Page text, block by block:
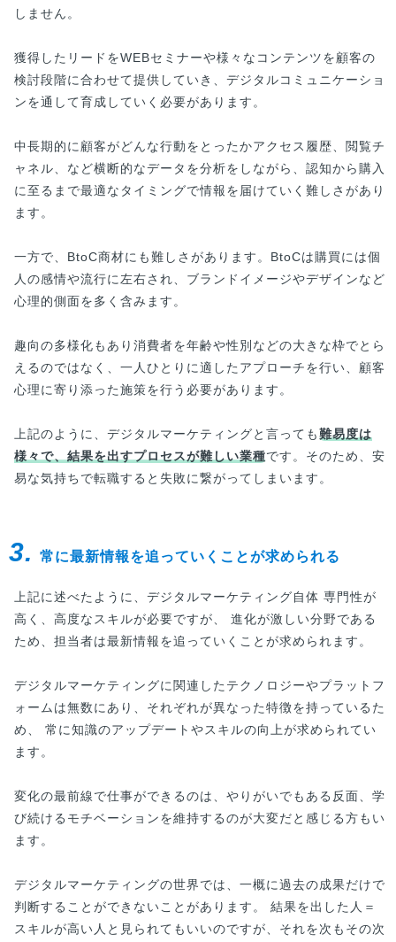
しません。
獲得したリードをWEBセミナーや様々なコンテンツを顧客の
検討段階に合わせて提供していき、デジタルコミュニケーショ
ンを通して育成していく必要があります。
中長期的に顧客がどんな行動をとったかアクセス履歴、閲覧チ
ャネル、など横断的なデータを分析をしながら、認知から購入
に至るまで最適なタイミングで情報を届けていく難しさがあり
ます。
一方で、BtoC商材にも難しさがあります。BtoCは購買には個
人の感情や流行に左右され、ブランドイメージやデザインなど
心理的側面を多く含みます。
趣向の多様化もあり消費者を年齢や性別などの大きな枠でとら
えるのではなく、一人ひとりに適したアプローチを行い、顧客
心理に寄り添った施策を行う必要があります。
上記のように、デジタルマーケティングと言っても難易度は
様々で、結果を出すプロセスが難しい業種です。そのため、安
易な気持ちで転職すると失敗に繋がってしまいます。
3. 常に最新情報を追っていくことが求められる
上記に述べたように、デジタルマーケティング自体 専門性が
高く、高度なスキルが必要ですが、 進化が激しい分野である
ため、担当者は最新情報を追っていくことが求められます。
デジタルマーケティングに関連したテクノロジーやプラットフ
ォームは無数にあり、それぞれが異なった特徴を持っているた
め、 常に知識のアップデートやスキルの向上が求められてい
ます。
変化の最前線で仕事ができるのは、やりがいでもある反面、学
び続けるモチベーションを維持するのが大変だと感じる方もい
ます。
デジタルマーケティングの世界では、一概に過去の成果だけで
判断することができないことがあります。 結果を出した人＝
スキルが高い人と見られてもいいのですが、それを次もその次